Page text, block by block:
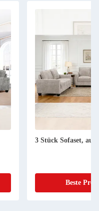
3 Stück Sofaset, aus
Beste